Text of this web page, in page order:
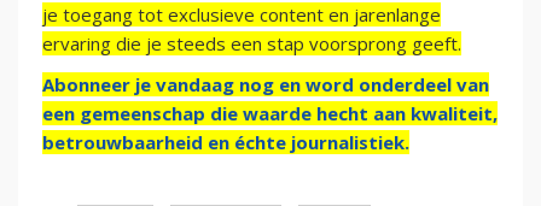
je toegang tot exclusieve content en jarenlange
ervaring die je steeds een stap voorsprong geeft.
Abonneer je vandaag nog en word onderdeel van
een gemeenschap die waarde hecht aan kwaliteit,
betrouwbaarheid en échte journalistiek.